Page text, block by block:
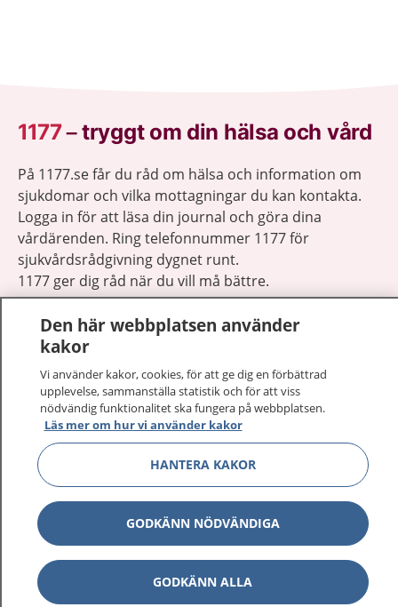
1177–tryggt om din hälsa och vård
På 1177.se får du råd om hälsa och information om
sjukdomar och vilka mottagningar du kan kontakta.
Logga in för att läsa din journal och göra dina
vårdärenden. Ring telefonnummer 1177 för
sjukvårdsrådgivning dygnet runt.
1177 ger dig råd när du vill må bättre.
1177 på flera språk
Om 1177 Visa
Visa
Behandling av personuppgifter
Den här webbplatsen använder
kakor
Vi använder kakor, cookies, för att ge dig en förbättrad
upplevelse, sammanställa statistik och för att viss
nödvändig funktionalitet ska fungera på webbplatsen.
Läs mer om hur vi använder kakor
HANTERA KAKOR
GODKÄNN NÖDVÄNDIGA
GODKÄNN ALLA